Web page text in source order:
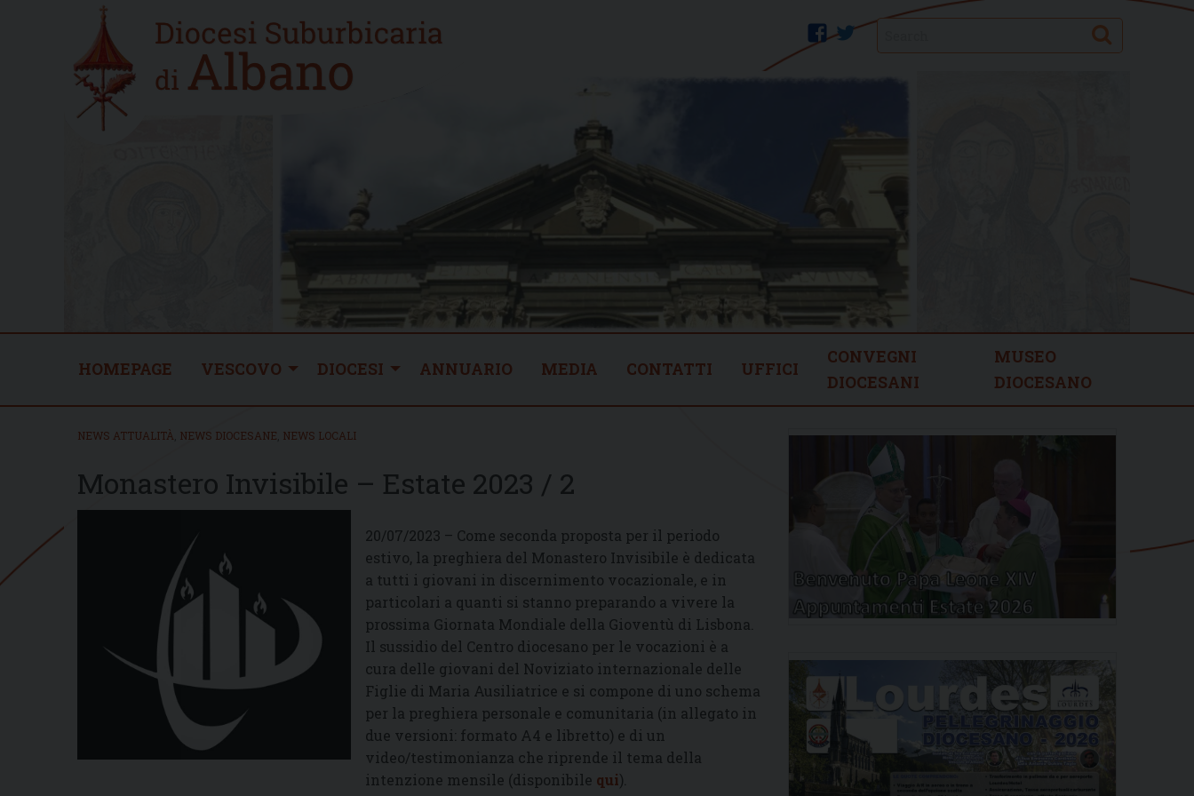
Home
new
twitter
facebook Search
HOMEPAGE VESCOVO DIOCESI ANNUARIO MEDIA CONTATTI UFFICI
CONVEGNI
DIOCESANI
MUSEO
DIOCESANO
NEWS ATTUALITÀ NEWS DIOCESANE NEWS LOCALI
Monastero Invisibile – Estate 2023 / 2
20/07/2023 – Come seconda proposta per il periodo
estivo, la preghiera del Monastero Invisibile è dedicata
a tutti i giovani in discernimento vocazionale, e in
particolari a quanti si stanno preparando a vivere la
prossima Giornata Mondiale della Gioventù di Lisbona.
Il sussidio del Centro diocesano per le vocazioni è a
cura delle giovani del Noviziato internazionale delle
Figlie di Maria Ausiliatrice e si compone di uno schema
per la preghiera personale e comunitaria (in allegato in
due versioni: formato A4 e libretto) e di un
video/testimonianza che riprende il tema della
intenzione mensile (disponibile qui).